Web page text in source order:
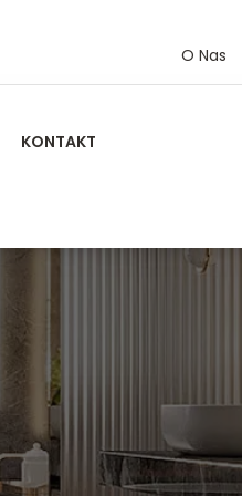
O Nas
KONTAKT